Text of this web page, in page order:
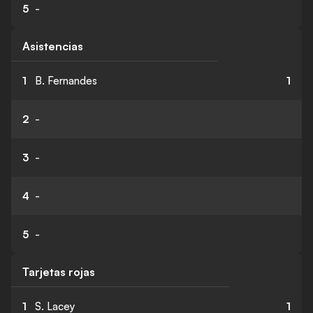
5 -
Asistencias
1 B. Fernandes 1
2 -
3 -
4 -
5 -
Tarjetas rojas
1 S. Lacey 1